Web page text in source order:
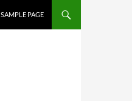
SAMPLE PAGE